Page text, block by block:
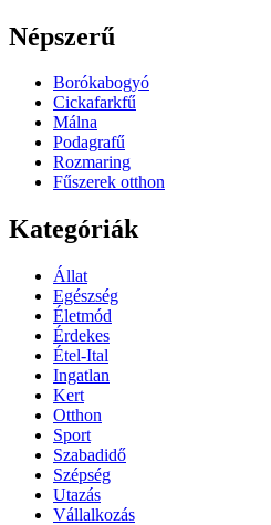
Népszerű
Borókabogyó
Cickafarkfű
Málna
Podagrafű
Rozmaring
Fűszerek otthon
Kategóriák
Állat
Egészség
Életmód
Érdekes
Étel-Ital
Ingatlan
Kert
Otthon
Sport
Szabadidő
Szépség
Utazás
Vállalkozás